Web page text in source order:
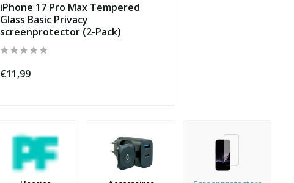
iPhone 17 Pro Max Tempered
Glass Basic Privacy
screenprotector (2-Pack)
€11,99